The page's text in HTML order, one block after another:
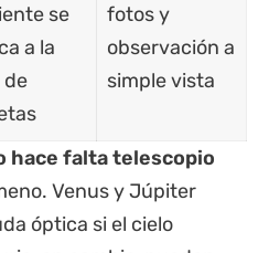
se
a la
de
fotos y
observación a
simple vista
hace falta telescopio
Venus y Júpiter
óptica si el cielo